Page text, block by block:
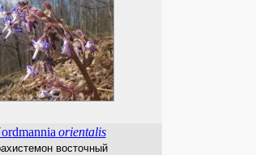
orientalis
восточный